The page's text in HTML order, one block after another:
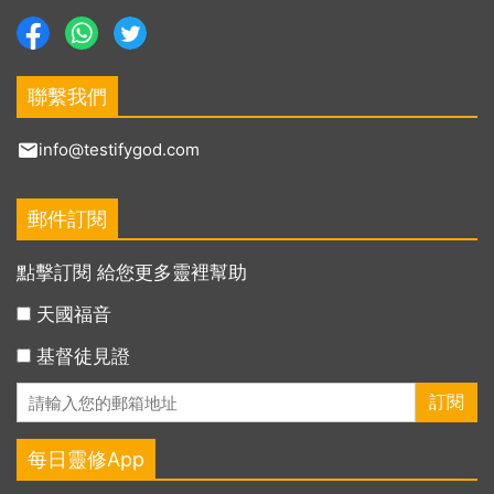
聯繫我們
info@testifygod.com
郵件訂閱
點擊訂閱 給您更多靈裡幫助
天國福音
基督徒見證
每日靈修App